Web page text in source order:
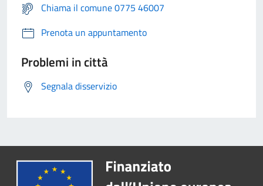
Chiama il comune 0775 46007
Prenota un appuntamento
Problemi in città
Segnala disservizio